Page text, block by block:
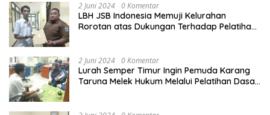
2 Juni 2024 0 Komentar
LBH JSB Indonesia Memuji Kelurahan
Rorotan atas Dukungan Terhadap Pelatihan
2 Juni 2024 0 Komentar
Lurah Semper Timur Ingin Pemuda Karang
Taruna Melek Hukum Melalui Pelatihan Dasar